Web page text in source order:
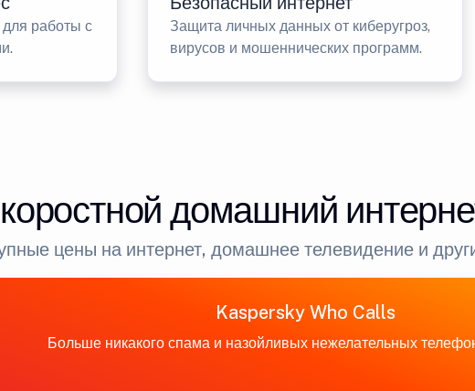
работы с
Защита личных данных от киберугроз,
вирусов и мошеннических программ.
домашний
цены на интернет, домашнее телевидение и
Kaspersky Who Calls
Больше никакого спама и назойливых нежелательных